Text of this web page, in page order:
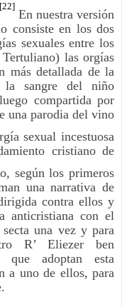
[22]
En nuestra versión
consiste en los dos
sexuales entre los
las orgías
más detallada de la
la sangre del niño
compartida por
una parodia del vino
sexual incestuosa
cristiano de
según los primeros
una narrativa de
contra ellos y
anticristiana con el
una vez y para
R’ Eliezer ben
adoptan esta
a uno de ellos, para